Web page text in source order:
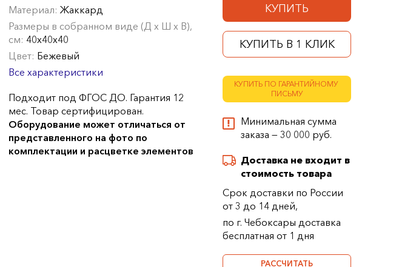
КУПИТЬ
КУПИТЬ В 1 КЛИК
КУПИТЬ ПО ГАРАНТИЙНОМУ
ПИСЬМУ
Минимальная сумма
заказа — 30 000 руб.
Доставка не входит в
стоимость товара
Срок доставки по России
от 3 до 14 дней,
по г. Чебоксары доставка
бесплатная от 1 дня
РАССЧИТАТЬ
Материал: Жаккард
Размеры в собранном виде (Д х Ш х В),
см: 40х40х40
Цвет: Бежевый
Все характеристики
Подходит под ФГОС ДО. Гарантия 12
мес. Товар сертифицирован.
Оборудование может отличаться от
представленного на фото по
комплектации и расцветке элементов